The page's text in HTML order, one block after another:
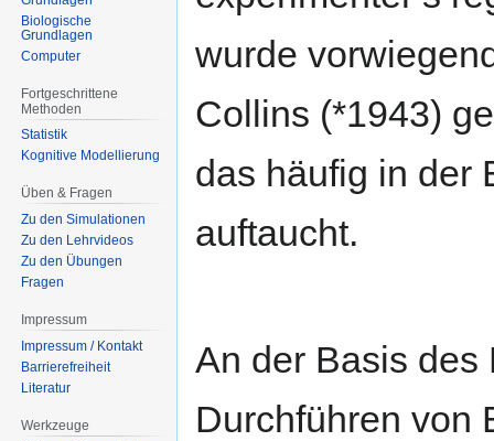
wurde
Collins (*1943)
das häufig in der
auftaucht.
An der Basis des
Durchführen von
Biologische
Grundlagen
Computer
Fortgeschrittene
Methoden
Statistik
Kognitive Modellierung
Üben & Fragen
Zu den Simulationen
Zu den Lehrvideos
Zu den Übungen
Fragen
Impressum
Impressum / Kontakt
Barrierefreiheit
Literatur
Werkzeuge